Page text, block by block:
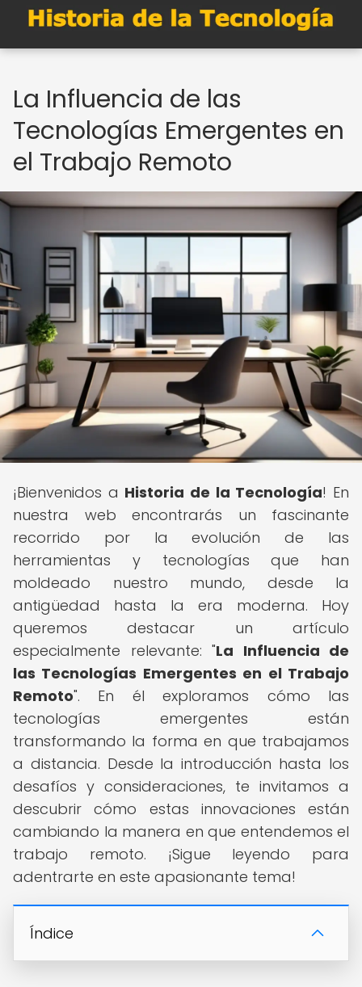
La Influencia de las
Tecnologías Emergentes en
el Trabajo Remoto
¡Bienvenidos a Historia de la Tecnología! En
nuestra web encontrarás un fascinante
recorrido por la evolución de las
herramientas y tecnologías que han
moldeado nuestro mundo, desde la
antigüedad hasta la era moderna. Hoy
queremos destacar un artículo
especialmente relevante: "La Influencia de
las Tecnologías Emergentes en el Trabajo
Remoto". En él exploramos cómo las
tecnologías emergentes están
transformando la forma en que trabajamos
a distancia. Desde la introducción hasta los
desafíos y consideraciones, te invitamos a
descubrir cómo estas innovaciones están
cambiando la manera en que entendemos el
trabajo remoto. ¡Sigue leyendo para
adentrarte en este apasionante tema!
Índice